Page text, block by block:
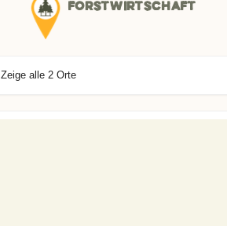
FORSTWIRTSCHAFT
Zeige alle 2 Orte